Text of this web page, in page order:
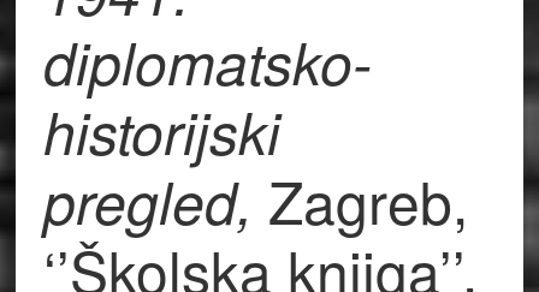
diplomatsko-
historijski
pregled, Zagreb,
‘’Školska knjiga’’.